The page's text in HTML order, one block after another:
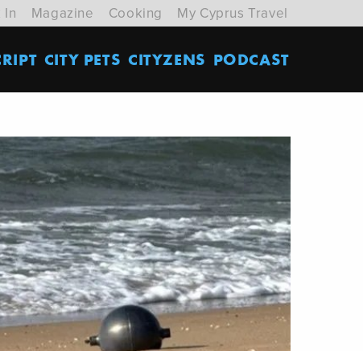
In Magazine Cooking My Cyprus Travel
CITY PETS CITYZENS PODCAST